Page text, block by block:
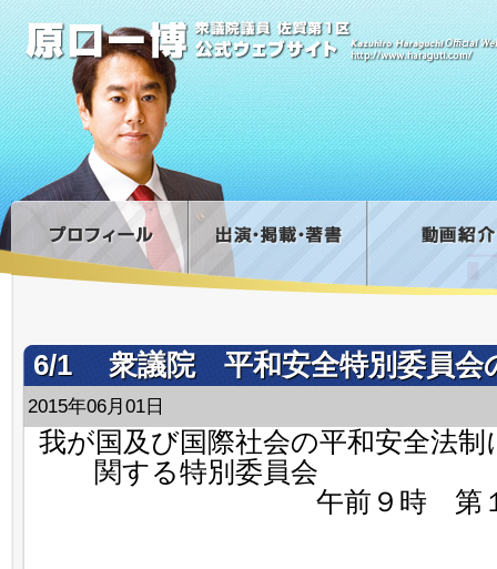
6/1 衆議院 平和安全特別委員会
2015年06月01日
我が国及び国際社会の平和安全法制
関する特別委員会
午前９時 第１委